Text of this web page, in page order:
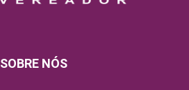
SOBRE NÓS